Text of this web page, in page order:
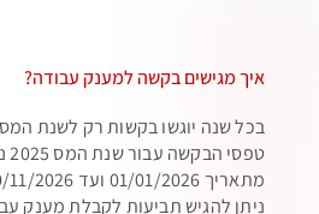
איך מגישים בקשה למענק עבודה?
בכל שנה יוגשו בקשות רק לשנת
מתאריך 01/01/2026 ועד 30/11/2026.
ניתן להגיש תביעות לקבלת מענק